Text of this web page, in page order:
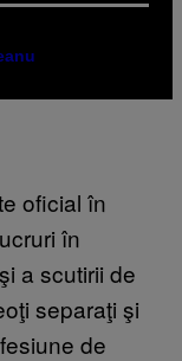
oficial în
în
a scutirii de
separaţi şi
de